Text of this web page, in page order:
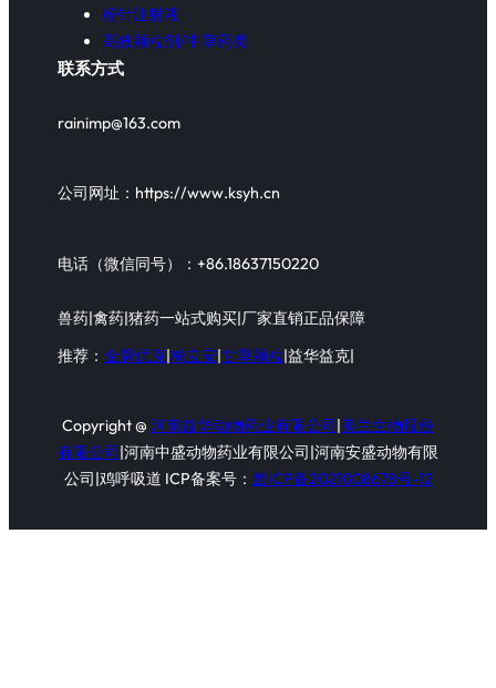
粉针注射液
高效颗粒剂/中草药类
联系方式
rainimp@163.com
公司网址：https://www.ksyh.cn
电话（微信同号）：+86.18637150220
兽药|禽药|猪药一站式购买|厂家直销正品保障
推荐： 金牌优克 梅立安 甘草颗粒 |益华益克|
Copyright @ 河南益华动物药业有限公司|美兰生物股份
有限公司|河南中盛动物药业有限公司|河南安盛动物有限
公司|鸡呼吸道 ICP备案号： 黔ICP备2021008678号-12